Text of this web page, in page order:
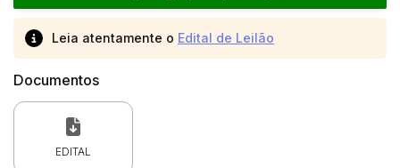
Leia atentamente o Edital de Leilão
Documentos
EDITAL